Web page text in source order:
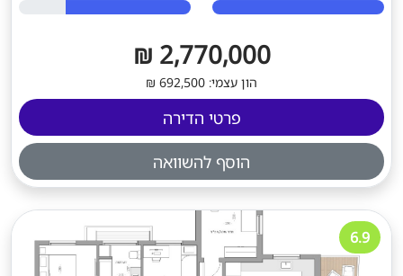
2,770,000 ₪
הון עצמי: 692,500 ₪
פרטי הדירה
הוסף להשוואה
6.9